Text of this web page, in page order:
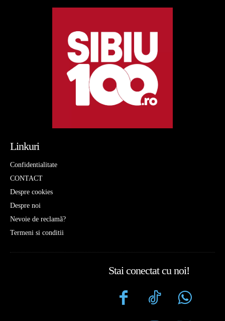
Linkuri
Confidentialitate
CONTACT
Despre cookies
Despre noi
Nevoie de reclamă?
Termeni si conditii
Stai conectat cu noi!